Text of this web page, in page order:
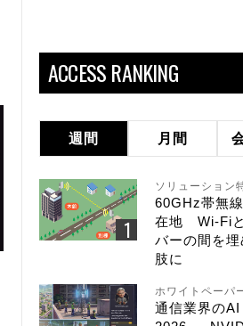
ACCESS RANKING
週間 月間
ソリューション
60GHz帯無
在地 Wi-Fi
バーの間を埋
肢に
ホワイトペーパ
通信業界のAI